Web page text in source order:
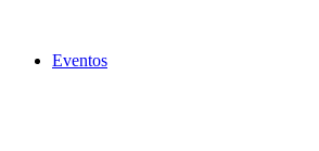
Eventos